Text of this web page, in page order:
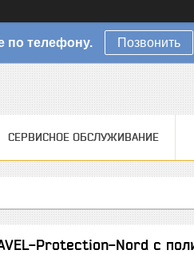
по телефону. Позвонить
СЕРВИСНОЕ ОБСЛУЖИВАНИЕ
Protection-Nord с